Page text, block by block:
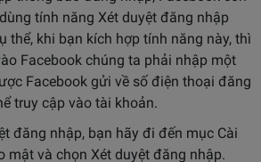
tính năng Xét duyệt đăng nhập
thể, khi bạn kích hợp tính năng này, thì
Facebook chúng ta phải nhập một
Facebook gửi về số điện thoại đăng
truy cập vào tài khoản.
đăng nhập, bạn hãy đi đến mục Cài
mật và chọn Xét duyệt đăng nhập.